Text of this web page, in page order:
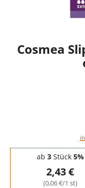
Cosmea
Staffelpreise -
ab 3Stück 5%
2,43 €
(0,06 €/1 st)